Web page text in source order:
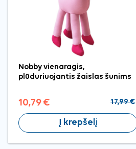
Nobby vienaragis,
plūduriuojantis žaislas šunims
10,79 € 17,99 €
Į krepšelį